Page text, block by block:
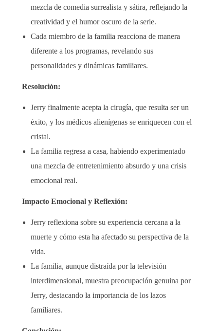
mezcla de comedia surrealista y sátira, reflejando la
creatividad y el humor oscuro de la serie.
Cada miembro de la familia reacciona de manera
diferente a los programas, revelando sus
personalidades y dinámicas familiares.
Resolución:
Jerry finalmente acepta la cirugía, que resulta ser un
éxito, y los médicos alienígenas se enriquecen con el
cristal.
La familia regresa a casa, habiendo experimentado
una mezcla de entretenimiento absurdo y una crisis
emocional real.
Impacto Emocional y Reflexión:
Jerry reflexiona sobre su experiencia cercana a la
muerte y cómo esta ha afectado su perspectiva de la
vida.
La familia, aunque distraída por la televisión
interdimensional, muestra preocupación genuina por
Jerry, destacando la importancia de los lazos
familiares.